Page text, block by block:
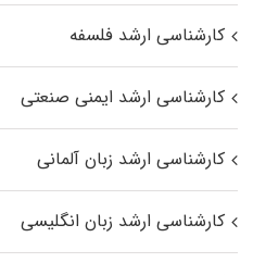
کارشناسی ارشد فلسفه
کارشناسی ارشد ایمنی صنعتی
کارشناسی ارشد زبان آلمانی
کارشناسی ارشد زبان انگلیسی